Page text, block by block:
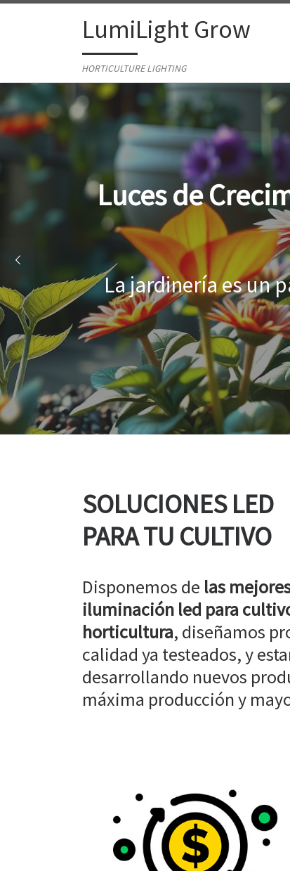
Skip to contentLumiLight Grow
HORTICULTURE LIGHTING
Lámparas
Al cultivar plantas
SOLUCIONES LED
PARA TU CULTIVO
Disponemos de las
iluminación led para
horticultura, diseñamos
calidad ya testeados, y
desarrollando nuevos
máxima producción y